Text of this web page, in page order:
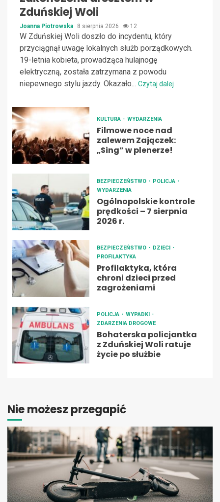
Zduńskiej Woli
Joanna Piotrowska 8 sierpnia 2026 12
W Zduńskiej Woli doszło do incydentu, który
przyciągnął uwagę lokalnych służb porządkowych.
19-letnia kobieta, prowadząca hulajnogę
elektryczną, została zatrzymana z powodu
niepewnego stylu jazdy. Okazało... Czytaj dalej
KULTURA WYDARZENIA
Filmowe noce nad
zalewem Zajączek:
„Sing” w plenerze!
BEZPIECZEŃSTWO
POLICJA
WYDARZENIA
Ogólnopolskie kontrole
prędkości – 7 sierpnia
2026 r.
BEZPIECZEŃSTWO
DZIECI
PROFILAKTYKA
Profilaktyka, która
chroni dzieci przed
zagrożeniami
POLICJA
WYPADKI
ZDARZENIA DROGOWE
Bohaterska policjantka
z Zduńskiej Woli ratuje
życie po służbie
Nie możesz przegapić